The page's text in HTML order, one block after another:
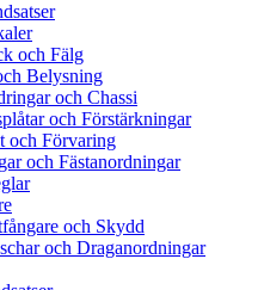
och Fälg
Belysning
och Chassi
och Förstärkningar
och Förvaring
och Fästanordningar
och Skydd
och Draganordningar